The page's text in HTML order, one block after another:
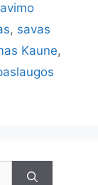
, savas
Kaune,